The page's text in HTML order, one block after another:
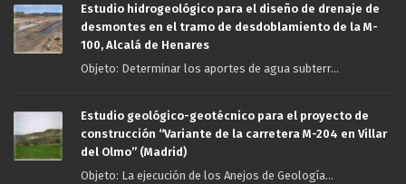
Estudio hidrogeológico para el diseño de drenaje de
desmontes en el tramo de desdoblamiento de la M-
100, Alcalá de Henares
Objeto: Determinar los aportes de agua subterr...
Estudio geológico-geotécnico para el proyecto de
construcción “Variante de la carretera M-204 en Villar
del Olmo” (Madrid)
Objeto: La ejecución de los Anejos de Geología...